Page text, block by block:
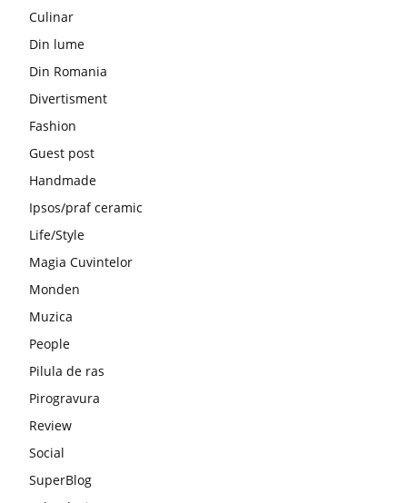
Culinar
Din lume
Din Romania
Divertisment
Fashion
Guest post
Handmade
Ipsos/praf ceramic
Life/Style
Magia Cuvintelor
Monden
Muzica
People
Pilula de ras
Pirogravura
Review
Social
SuperBlog